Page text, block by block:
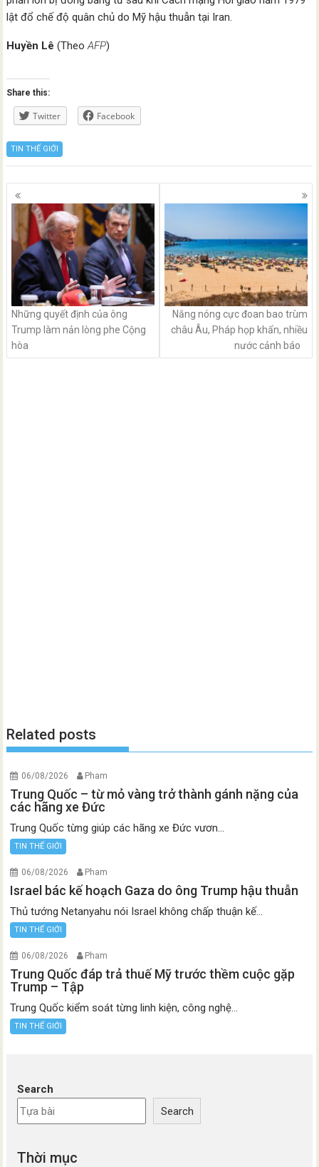
lật đổ chế độ quân chủ do Mỹ hậu thuẫn tại Iran.
Huyền Lê (TheoAFP)
Share this:
Twitter Facebook
TIN THẾ GIỚI
Posts
navigation
Những quyết định của ông
Trump làm nản lòng phe Cộng
hòa
Nắng nóng cực đoan bao trùm
châu Âu, Pháp họp khẩn, nhiều
nước cảnh báo
Related posts
06/08/2026 Pham
Trung Quốc – từ mỏ vàng trở thành gánh nặng của
các hãng xe Đức
Trung Quốc từng giúp các hãng xe Đức vươn...
TIN THẾ GIỚI
06/08/2026 Pham
Israel bác kế hoạch Gaza do ông Trump hậu thuẫn
Thủ tướng Netanyahu nói Israel không chấp thuận kế...
TIN THẾ GIỚI
06/08/2026 Pham
Trung Quốc đáp trả thuế Mỹ trước thềm cuộc gặp
Trump – Tập
Trung Quốc kiểm soát từng linh kiện, công nghệ...
TIN THẾ GIỚI
Search
Search
Thời mục